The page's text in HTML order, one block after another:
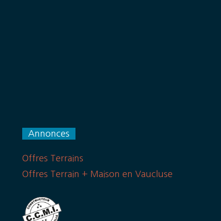
Annonces
Offres Terrains
Offres Terrain + Maison en Vaucluse